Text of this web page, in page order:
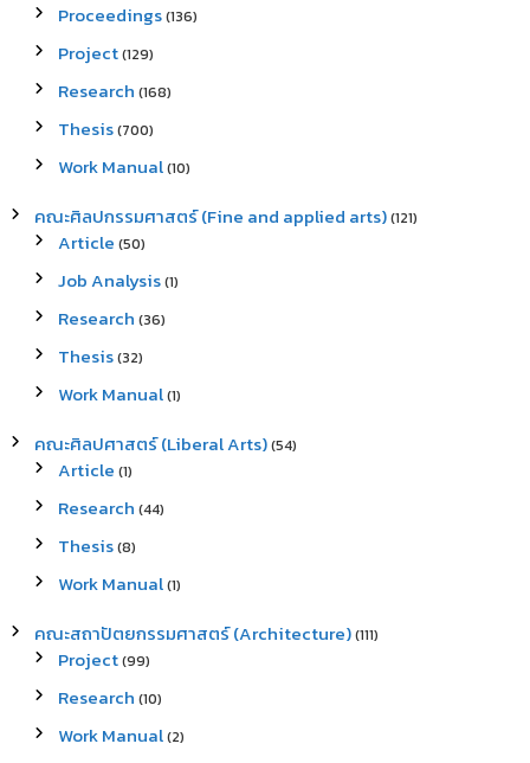
Proceedings(136)
Project(129)
Research (168)
Thesis(700)
Work Manual(10)
คณะศิลปกรรมศาสตร์ (Fine and applied arts)(121)
Article (50)
Job Analysis(1)
Research (36)
Thesis(32)
Work Manual(1)
คณะศิลปศาสตร์ (Liberal Arts)(54)
Article (1)
Research (44)
Thesis(8)
Work Manual(1)
คณะสถาปัตยกรรมศาสตร์ (Architecture)(111)
Project(99)
Research (10)
Work Manual(2)